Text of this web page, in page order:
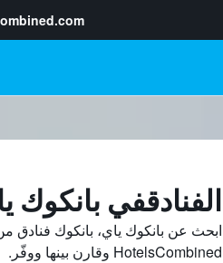
الفنادقفي بانكوك
ابحث عن بانكوك ياي، بانكوك فنادق
HotelsCombined وقارن بينها ووفّر.